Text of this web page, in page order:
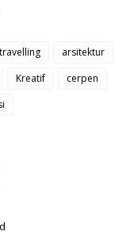
travelling
arsitektur
Kreatif
cerpen